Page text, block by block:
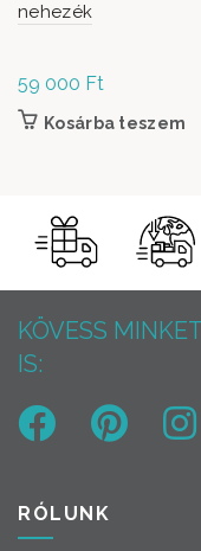
nehezék
59 000 Ft
Kosárba teszem
KÖVESS
IS:
RÓLUNK